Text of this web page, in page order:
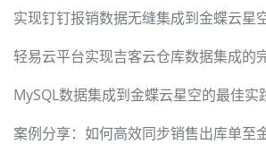
实现钉钉报销数据无缝集成到金蝶云星
轻易云平台实现吉客云仓库数据集成的
MySQL数据集成到金蝶云星空的最佳实
案例分享：如何高效同步销售出库单至